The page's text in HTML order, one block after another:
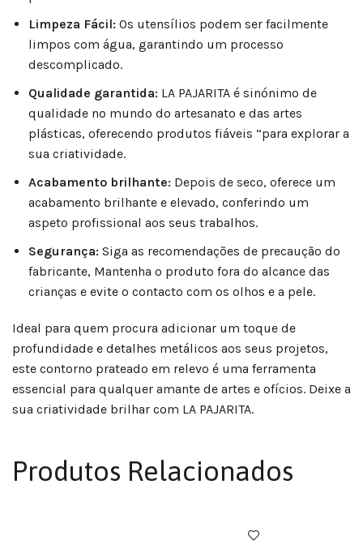
Limpeza Fácil: Os utensílios podem ser facilmente
limpos com água, garantindo um processo
descomplicado.
Qualidade garantida: LA PAJARITA é sinónimo de
qualidade no mundo do artesanato e das artes
plásticas, oferecendo produtos fiáveis ”para explorar a
sua criatividade.
Acabamento brilhante: Depois de seco, oferece um
acabamento brilhante e elevado, conferindo um
aspeto profissional aos seus trabalhos.
Segurança: Siga as recomendações de precaução do
fabricante, Mantenha o produto fora do alcance das
crianças e evite o contacto com os olhos e a pele.
Ideal para quem procura adicionar um toque de
profundidade e detalhes metálicos aos seus projetos,
este contorno prateado em relevo é uma ferramenta
essencial para qualquer amante de artes e ofícios. Deixe a
sua criatividade brilhar com LA PAJARITA.
Produtos Relacionados